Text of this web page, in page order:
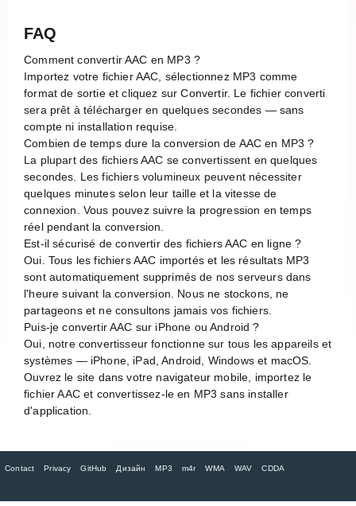
FAQ
Comment convertir AAC en MP3 ?
Importez votre fichier AAC, sélectionnez MP3 comme
format de sortie et cliquez sur Convertir. Le fichier converti
sera prêt à télécharger en quelques secondes — sans
compte ni installation requise.
Combien de temps dure la conversion de AAC en MP3 ?
La plupart des fichiers AAC se convertissent en quelques
secondes. Les fichiers volumineux peuvent nécessiter
quelques minutes selon leur taille et la vitesse de
connexion. Vous pouvez suivre la progression en temps
réel pendant la conversion.
Est-il sécurisé de convertir des fichiers AAC en ligne ?
Oui. Tous les fichiers AAC importés et les résultats MP3
sont automatiquement supprimés de nos serveurs dans
l'heure suivant la conversion. Nous ne stockons, ne
partageons et ne consultons jamais vos fichiers.
Puis-je convertir AAC sur iPhone ou Android ?
Oui, notre convertisseur fonctionne sur tous les appareils et
systèmes — iPhone, iPad, Android, Windows et macOS.
Ouvrez le site dans votre navigateur mobile, importez le
fichier AAC et convertissez-le en MP3 sans installer
d'application.
Contact Privacy GitHub Дизайн MP3 m4r WMA WAV CDDA